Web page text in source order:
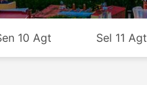
10 Agt Sel 11 Agt